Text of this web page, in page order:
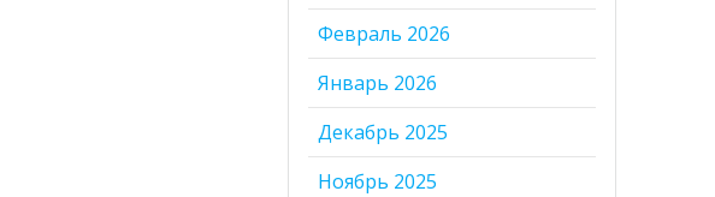
Февраль 2026
Январь 2026
Декабрь 2025
Ноябрь 2025